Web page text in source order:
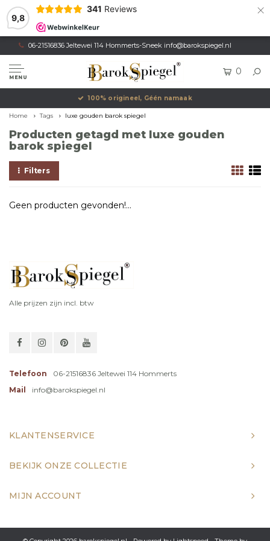
9,8
341 Reviews ×
06-21516836 Jeltewei 114 Hommerts-Sneek info@barokspiegel.nl
MENU
0
100% origineel, Géén namaak
Home Tags luxe gouden barok spiegel
Producten getagd met luxe gouden
barok spiegel
Filters
Geen producten gevonden!...
Alle prijzen zijn incl. btw
Telefoon
06-21516836 Jeltewei 114 Hommerts
Mail
info@barokspiegel.nl
KLANTENSERVICE
BEKIJK ONZE COLLECTIE
MIJN ACCOUNT